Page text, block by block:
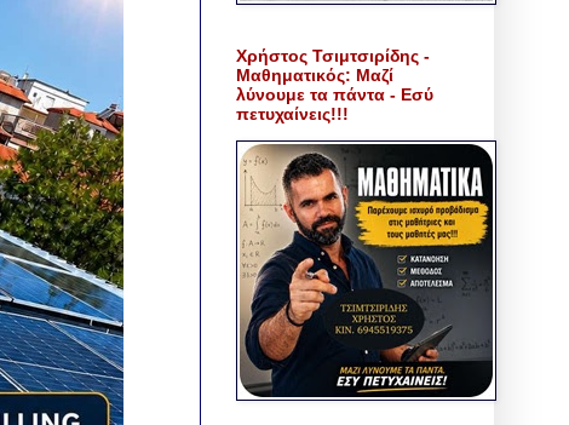
Χρήστος Τσιμτσιρίδης -
Μαθηματικός: Μαζί
λύνουμε τα πάντα - Εσύ
πετυχαίνεις!!!